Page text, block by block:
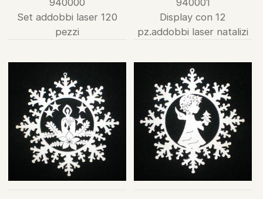
Set addobbi laser 120
pezzi
Display con 12
pz.addobbi laser natalizi